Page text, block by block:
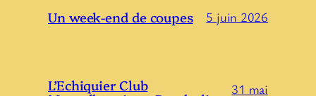
Un week-end de coupes 5 juin 2026
L’Echiquier Club 31 mai